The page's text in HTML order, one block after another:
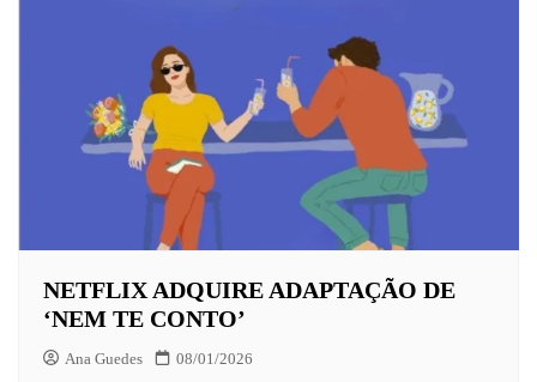
NETFLIX ADQUIRE ADAPTAÇÃO DE
‘NEM TE CONTO’
Ana Guedes 08/01/2026